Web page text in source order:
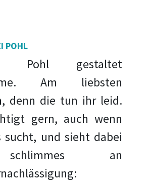
POHL
Pohl gestaltet
Am liebsten
denn die tun ihr leid.
gern, auch wenn
sucht, und sieht dabei
an